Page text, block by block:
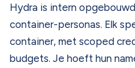
Hydra is intern
container-personas. Elk
container, met scoped
budgets. Je hoeft hun